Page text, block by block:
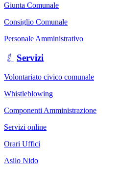
Giunta Comunale
Consiglio Comunale
Personale Amministrativo
Servizi
Volontariato civico comunale
Whistleblowing
Componenti Amministrazione
Servizi online
Orari Uffici
Asilo Nido